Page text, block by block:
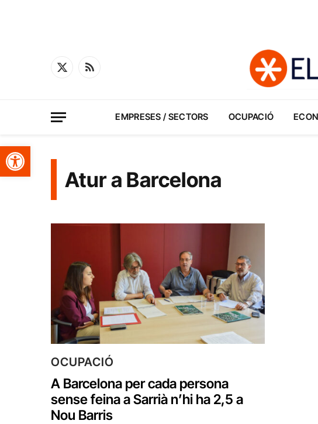
Obre la barra d'eines
X
RSS
EMPRESES / SECTORS OCUPACIÓ
Atur a Barcelona
OCUPACIÓ
A Barcelona per cada persona
sense feina a Sarrià n’hi ha 2,5 a
Nou Barris